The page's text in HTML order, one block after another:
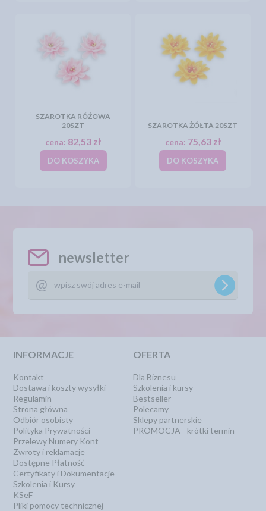
SZAROTKA RÓŻOWA
20SZT
cena: 82,53 zł
DO KOSZYKA
SZAROTKA ŻÓŁTA 20SZT
cena: 75,63 zł
DO KOSZYKA
newsletter
INFORMACJE
Kontakt
Dostawa i koszty wysyłki
Regulamin
Strona główna
Odbiór osobisty
Polityka Prywatności
Przelewy Numery Kont
Zwroty i reklamacje
Dostępne Płatność
Certyfikaty i Dokumentacje
Szkolenia i Kursy
KSeF
Pliki pomocy technicznej
OFERTA
Dla Biznesu
Szkolenia i kursy
Bestseller
Polecamy
Sklepy partnerskie
PROMOCJA - krótki termin